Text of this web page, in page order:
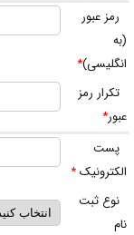
عبور
*
رمز
*
*
ثبت